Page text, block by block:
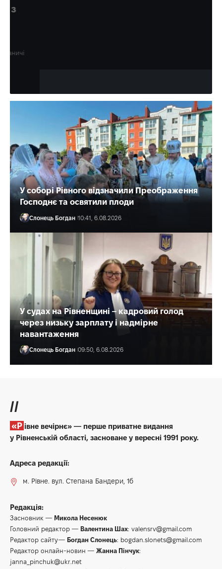
У соборі Рівного відзначили Преображення
Господнє та освятили плоди
Слонець Богдан 10:41, 6.08.2026
У судах на Рівненщині – кадровий голод
через низьку зарплату і надмірне
навантаження
Слонець Богдан 09:50, 6.08.2026
//
«Рівне вечірнє» — перше приватне видання
у Рівненській області, засноване у вересні 1991 року.
Адреса редакції:
м. Рівне. вул. Степана Бандери, 1б
Редакція:
Засновник — Микола Несенюк
Головний редактор — Валентина Шах: valensrv@gmail.com
Редактор сайту— Богдан Слонець: bogdan.slonets@gmail.com
Редактор онлайн-новин — Жанна Пінчук:
janna_pinchuk@ukr.net